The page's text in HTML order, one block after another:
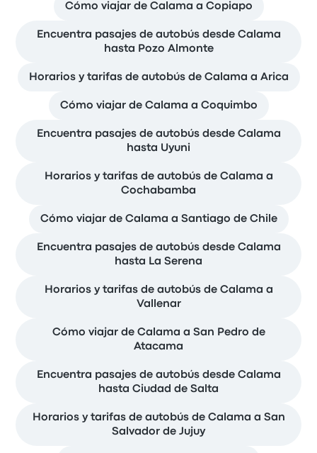
Cómo viajar de Calama a Copiapo
Encuentra pasajes de autobús desde Calama
hasta Pozo Almonte
Horarios y tarifas de autobús de Calama a Arica
Cómo viajar de Calama a Coquimbo
Encuentra pasajes de autobús desde Calama
hasta Uyuni
Horarios y tarifas de autobús de Calama a
Cochabamba
Cómo viajar de Calama a Santiago de Chile
Encuentra pasajes de autobús desde Calama
hasta La Serena
Horarios y tarifas de autobús de Calama a
Vallenar
Cómo viajar de Calama a San Pedro de
Atacama
Encuentra pasajes de autobús desde Calama
hasta Ciudad de Salta
Horarios y tarifas de autobús de Calama a San
Salvador de Jujuy